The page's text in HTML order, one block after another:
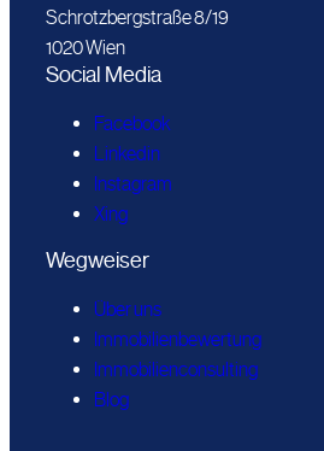
Schrotzbergstraße 8/19
1020 Wien
Social Media
Facebook
Linkedin
Instagram
Xing
Wegweiser
Über uns
Immobilienbewertung
Immobilienconsulting
Blog